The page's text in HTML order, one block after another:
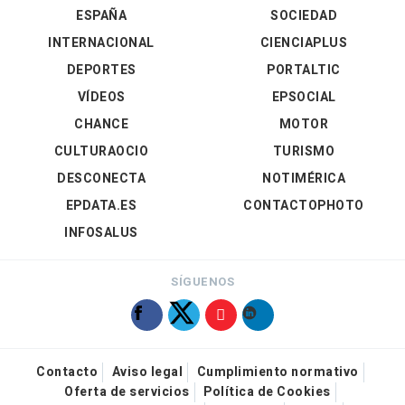
ESPAÑA
INTERNACIONAL
DEPORTES
VÍDEOS
SOCIEDAD
CIENCIAPLUS
PORTALTIC
EPSOCIAL
CHANCE
CULTURAOCIO
DESCONECTA
EPDATA.ES
INFOSALUS
MOTOR
TURISMO
NOTIMÉRICA
CONTACTOPHOTO
SÍGUENOS
Contacto Aviso legal
Cumplimiento normativo
Oferta de servicios
Política de Cookies